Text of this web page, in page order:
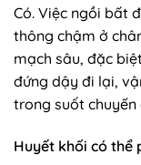
Có. Việc ngồi bất
thông chậm ở
mạch sâu, đặc
đứng dậy đi lại,
trong suốt chuyến
Huyết khối có thể